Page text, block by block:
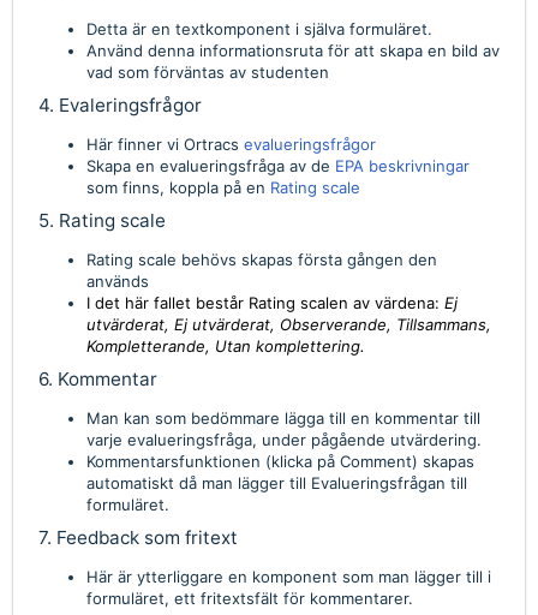
Detta är en textkomponent i själva formuläret.
Använd denna informationsruta för att skapa en bild av
vad som förväntas av studenten
4. Evaleringsfrågor
Här finner vi Ortracs evalueringsfrågor
Skapa en evalueringsfråga av de EPA beskrivningar
som finns, koppla på en Rating scale
5. Rating scale
Rating scale behövs skapas första gången den
används
I det här fallet består Rating scalen av värdena: Ej
utvärderat, Ej utvärderat, Observerande, Tillsammans,
Kompletterande, Utan komplettering.
6. Kommentar
Man kan som bedömmare lägga till en kommentar till
varje evalueringsfråga, under pågående utvärdering.
Kommentarsfunktionen (klicka på Comment) skapas
automatiskt då man lägger till Evalueringsfrågan till
formuläret.
7. Feedback som fritext
Här är ytterliggare en komponent som man lägger till i
formuläret, ett fritextsfält för kommentarer.